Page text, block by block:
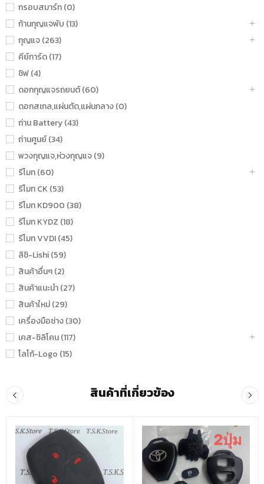
กรอบสมาร์ท (0)
ก้านกุญแจพับ (13)
กุญแจ (263)
คีย์การ์ด (17)
ชิฟ (4)
ดอกกุญแจรถยนต์ (60)
ดอกสเกล,แผ่นตัด,แผ่นกลาง (0)
ถ่าน Battery (43)
ถ่านศูนย์ (34)
พวงกุญแจ,ห่วงกุญแจ (9)
รีโมท (60)
รีโมท CK (53)
รีโมท KD900 (38)
รีโมท KYDZ (18)
รีโมท VVDI (45)
ลิชิ-Lishi (59)
สินค้าอื่นๆ (2)
สินค้าแนะนำ (27)
สินค้าใหม่ (29)
เครื่องมือช่าง (30)
เคส-ซิลิโคน (117)
โลโก้-Logo (15)
สินค้าที่เกี่ยวข้อง